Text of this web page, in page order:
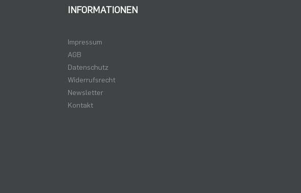
INFORMATIONEN
Impressum
AGB
Datenschutz
Widerrufsrecht
Newsletter
Kontakt